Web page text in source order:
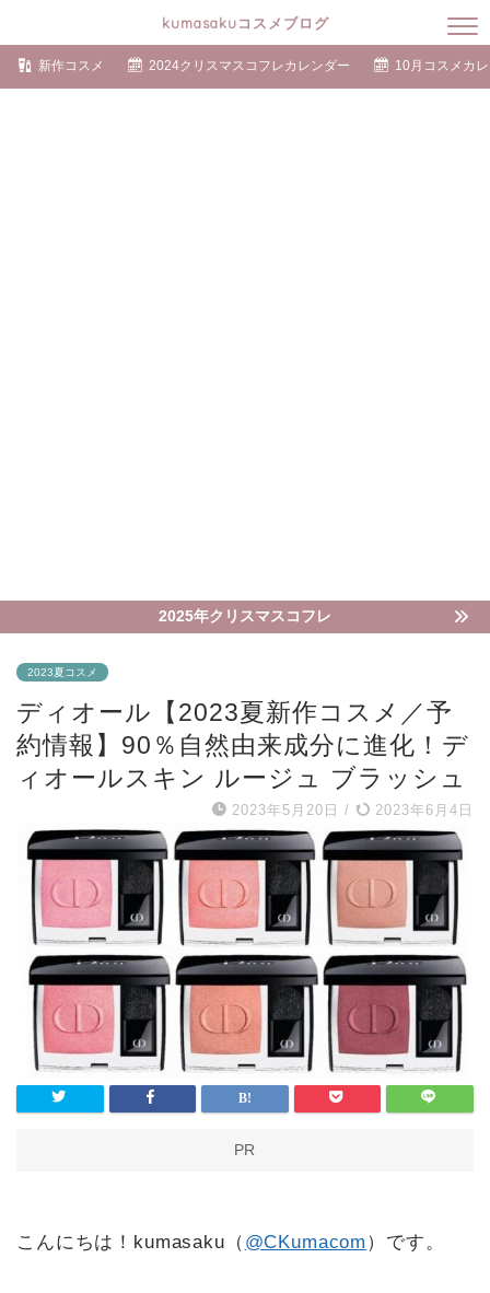
kumasakuコスメブログ
新作コスメ 2024クリスマスコフレカレンダー 10月コスメカ
2025年クリスマスコフレ
2023夏コスメ
ディオール【2023夏新作コスメ／予
約情報】90％自然由来成分に進化！デ
ィオールスキン ルージュ ブラッシュ
2023年5月20日 / 2023年6月4日
PR
こんにちは！kumasaku（ @CKumacom ）です。